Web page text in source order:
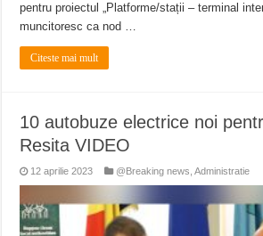
pentru proiectul „Platforme/stații – terminal
muncitoresc ca nod …
Citeste mai mult
10 autobuze electrice noi
Resita VIDEO
12 aprilie 2023 @Breaking news ,Administratie